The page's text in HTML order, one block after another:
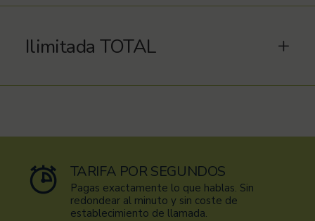
Ilimitada TOTAL
TARIFA POR SEGUNDOS
Pagas exactamente lo que hablas. Sin
redondear al minuto y sin coste de
establecimiento de llamada.